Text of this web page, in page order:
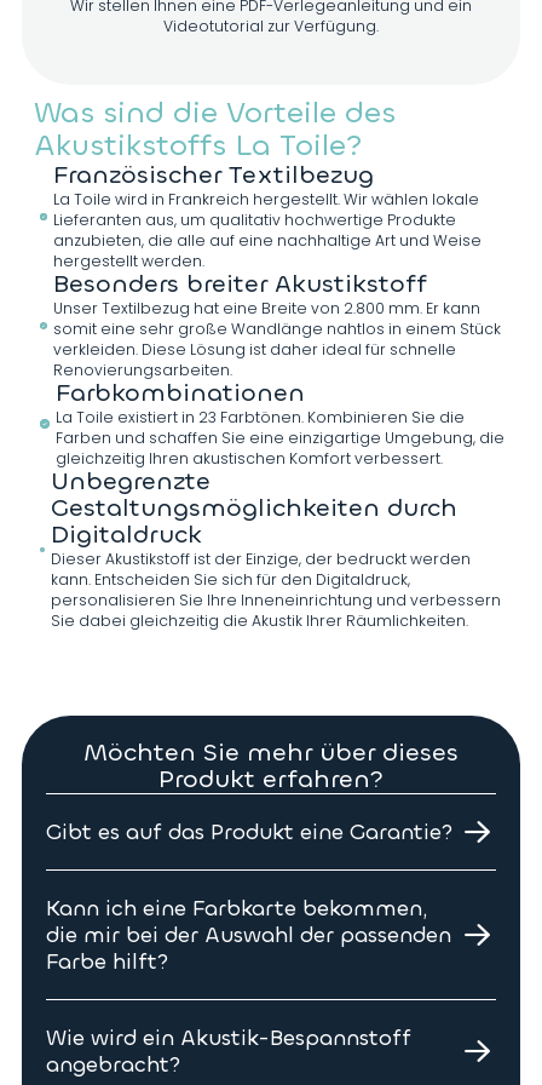
Wir stellen Ihnen eine PDF-Verlegeanleitung und ein
Videotutorial zur Verfügung.
Was sind die Vorteile des
Akustikstoffs La Toile?
Französischer Textilbezug
La Toile wird in Frankreich hergestellt. Wir wählen lokale
Lieferanten aus, um qualitativ hochwertige Produkte
anzubieten, die alle auf eine nachhaltige Art und Weise
hergestellt werden.
Besonders breiter Akustikstoff
Unser Textilbezug hat eine Breite von 2.800 mm. Er kann
somit eine sehr große Wandlänge nahtlos in einem Stück
verkleiden. Diese Lösung ist daher ideal für schnelle
Renovierungsarbeiten.
Farbkombinationen
La Toile existiert in 23 Farbtönen. Kombinieren Sie die
Farben und schaffen Sie eine einzigartige Umgebung, die
gleichzeitig Ihren akustischen Komfort verbessert.
Unbegrenzte
Gestaltungsmöglichkeiten durch
Digitaldruck
Dieser Akustikstoff ist der Einzige, der bedruckt werden
kann. Entscheiden Sie sich für den Digitaldruck,
personalisieren Sie Ihre Inneneinrichtung und verbessern
Sie dabei gleichzeitig die Akustik Ihrer Räumlichkeiten.
Möchten Sie mehr über dieses
Produkt erfahren?
Gibt es auf das Produkt eine Garantie?
Kann ich eine Farbkarte bekommen,
die mir bei der Auswahl der passenden
Farbe hilft?
eine Textilfarbkarte anzufordern. Sie sind sich noch
nicht sicher, welche zwei Farben Sie wählen
Wie wird ein Akustik-Bespannstoff
angebracht?